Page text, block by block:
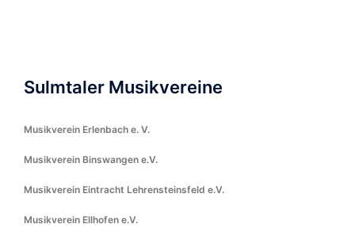
Sulmtaler Musikvereine
Musikverein Erlenbach e. V.
Musikverein Binswangen e.V.
Musikverein Eintracht Lehrensteinsfeld e.V.
Musikverein Ellhofen e.V.